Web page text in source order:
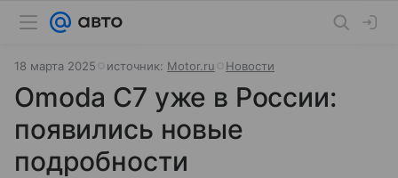
18 марта 2025 источник: Motor.ru Новости
Omoda C7 уже в России:
появились новые
подробности